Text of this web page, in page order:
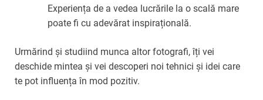
Experiența de a vedea lucrările la o scală mare
poate fi cu adevărat inspirațională.
Urmărind și studiind munca altor fotografi, îți vei
deschide mintea și vei descoperi noi tehnici și idei care
te pot influența în mod pozitiv.